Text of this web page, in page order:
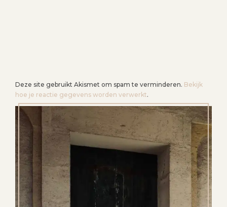
Deze site gebruikt Akismet om spam te verminderen. Bekijk
hoe je reactie gegevens worden verwerkt.